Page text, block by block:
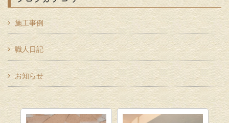
施工事例
職人日記
お知らせ